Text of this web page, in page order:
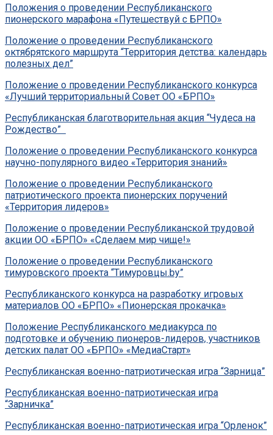
Положения о проведении Республиканского
пионерского марафона «Путешествуй с БРПО»
Положение о проведении Республиканского
октябрятского маршрута “Территория детства: календарь
полезных дел”
Положение о проведении Республиканского конкурса
«Лучший территориальный Совет ОО «БРПО»
Республиканская благотворительная акция “Чудеса на
Рождество”
Положение о проведении Республиканского конкурса
научно-популярного видео «Территория знаний»
Положение о проведении Республиканского
патриотического проекта пионерских поручений
«Территория лидеров»
Положение о проведении Республиканской трудовой
акции ОО «БРПО» «Сделаем мир чище!»
Положение о проведении Республиканского
тимуровского проекта “Тимуровцы.by”
Республиканского конкурса на разработку игровых
материалов ОО «БРПО» «Пионерская прокачка»
Положение Республиканского медиакурса по
подготовке и обучению пионеров-лидеров, участников
детских палат ОО «БРПО» «МедиаСтарт»
Республиканская военно-патриотическая игра “Зарница”
Республиканская военно-патриотическая игра
“Зарничка”
Республиканская военно-патриотическая игра “Орленок”